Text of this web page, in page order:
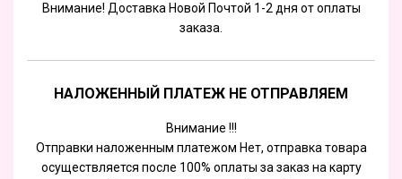
Внимание! Доставка Новой Почтой 1-2 дня от оплаты
заказа.
НАЛОЖЕННЫЙ ПЛАТЕЖ НЕ ОТПРАВЛЯЕМ
Внимание !!!
Отправки наложенным платежом Нет, отправка товара
осуществляется после 100% оплаты за заказ на карту